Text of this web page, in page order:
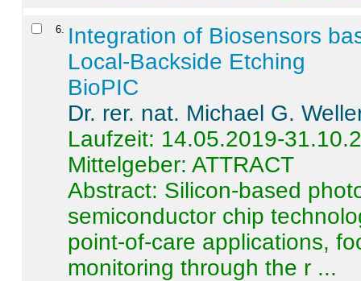
6
Integration of Biosensors
Local-Backside Etching
BioPIC
Dr. rer. nat. Michael G.
Laufzeit: 14.05.2019-
Mittelgeber: ATTRACT
Abstract: Silicon-based
semiconductor chip
point-of-care applications,
monitoring through the r ...